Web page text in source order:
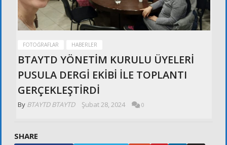
FOTOĞRAFLAR HABERLER
BTAYTD YÖNETİM KURULU ÜYELERİ
PUSULA DERGİ EKİBİ İLE TOPLANTI
GERÇEKLEŞTİRDİ
By BTAYTD BTAYTD Şubat 28, 2024 0
SHARE